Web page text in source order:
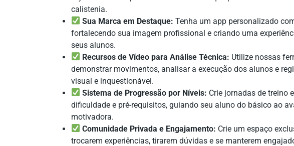
calistenia.
Sua Marca em Destaque: Tenha um app personalizado
fortalecendo sua imagem profissional e criando uma
seus alunos.
Recursos de Vídeo para Análise Técnica: Utilize nossas
demonstrar movimentos, analisar a execução dos alunos e
visual e inquestionável.
Sistema de Progressão por Níveis: Crie jornadas de treino
dificuldade e pré-requisitos, guiando seu aluno do básico ao
motivadora.
Comunidade Privada e Engajamento: Crie um espaço
trocarem experiências, tirarem dúvidas e se manterem